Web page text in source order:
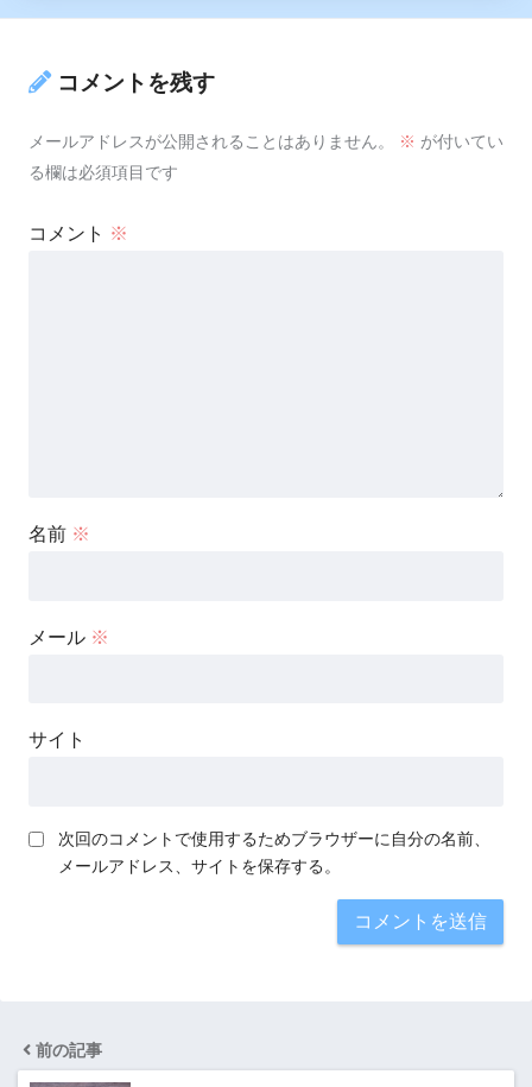
コメントを残す
メールアドレスが公開されることはありません。 ※ が付いてい
る欄は必須項目です
コメント ※
名前 ※
メール ※
サイト
次回のコメントで使用するためブラウザーに自分の名前、
メールアドレス、サイトを保存する。
前の記事